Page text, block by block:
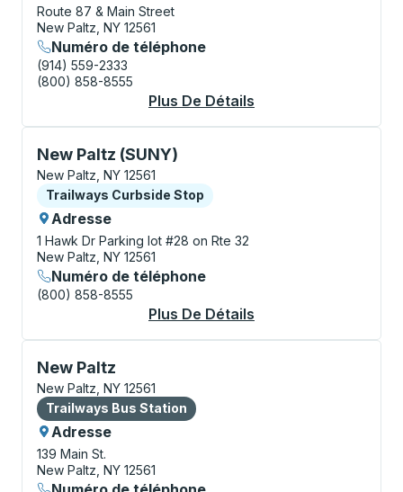
Route 87 & Main Street
New Paltz, NY 12561
Numéro de téléphone
(914) 559-2333
(800) 858-8555
Plus De Détails
New Paltz (SUNY)
Curbside Stop, utilisez les touches fléchées ou la
New Paltz, NY 12561
Curbside Stop
Trailways Curbside Stop
Adresse
1 Hawk Dr Parking lot #28 on Rte 32
New Paltz, NY 12561
Numéro de téléphone
(800) 858-8555
Plus De Détails
New Paltz
Bus Station, utilisez les touches fléchées ou la
New Paltz, NY 12561
Bus Station
Trailways Bus Station
Adresse
139 Main St.
New Paltz, NY 12561